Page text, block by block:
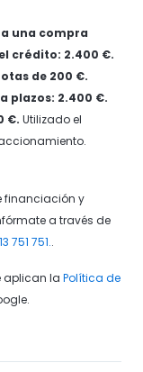
una compra
crédito: 2.400 €.
de 200 €.
plazos: 2.400 €.
€. Utilizado el
financiación y
a través de
751 751..
aplican la Política de